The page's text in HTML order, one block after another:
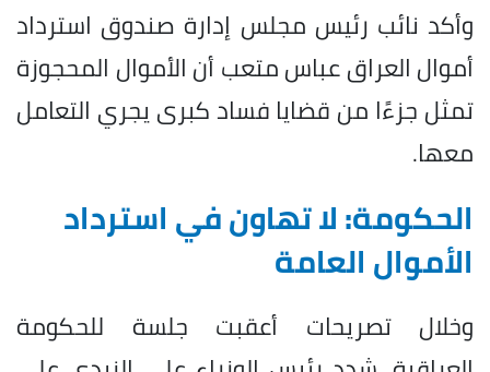
وأكد نائب رئيس مجلس إدارة صندوق استرداد
أموال العراق عباس متعب أن الأموال المحجوزة
تمثل جزءًا من قضايا فساد كبرى يجري التعامل
معها.
الحكومة: لا تهاون في استرداد
الأموال العامة
وخلال تصريحات أعقبت جلسة للحكومة